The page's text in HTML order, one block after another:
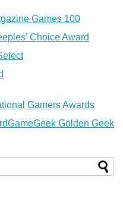
Games 100
Choice Award
Gamers Awards
Golden Geek